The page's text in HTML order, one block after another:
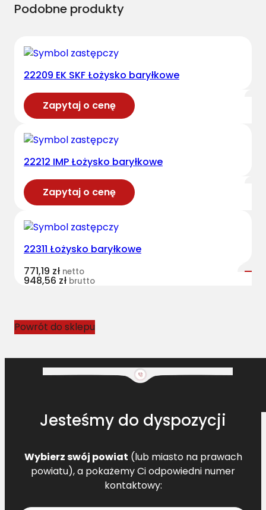
Podobne produkty
22209 EK SKF Łożysko baryłkowe
Zapytaj o cenę
22212 IMP Łożysko baryłkowe
Zapytaj o cenę
22311 Łożysko baryłkowe
771,19 zł netto
948,56 zł brutto
Powrót do sklepu
Jesteśmy do dyspozycji
Wybierz swój powiat (lub miasto na prawach
powiatu), a pokażemy Ci odpowiedni numer
kontaktowy: